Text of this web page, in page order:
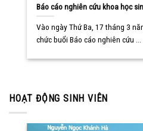
Báo cáo nghiên cứu khoa học
Vào ngày Thứ Ba, 17 tháng 3
chức buổi Báo cáo nghiên cứu ...
HOẠT ĐỘNG SINH VIÊN